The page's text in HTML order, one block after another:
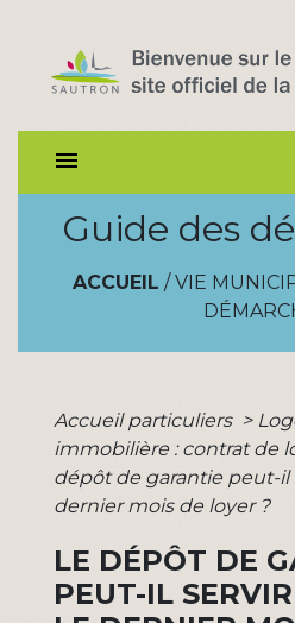
menu
Guide des
ACCUEIL / VIE
Accueil particuliers >
immobilière : contrat de
dépôt de garantie peut-il
dernier mois de loyer ?
LE DÉPÔT DE
PEUT-IL